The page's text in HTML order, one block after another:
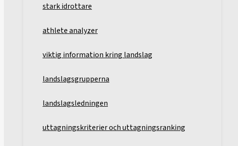
stark idrottare
athlete analyzer
viktig information kring landslag
landslagsgrupperna
landslagsledningen
uttagningskriterier och uttagningsranking